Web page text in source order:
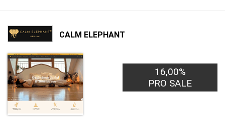
CALM ELEPHANT
16,00%
PRO SALE